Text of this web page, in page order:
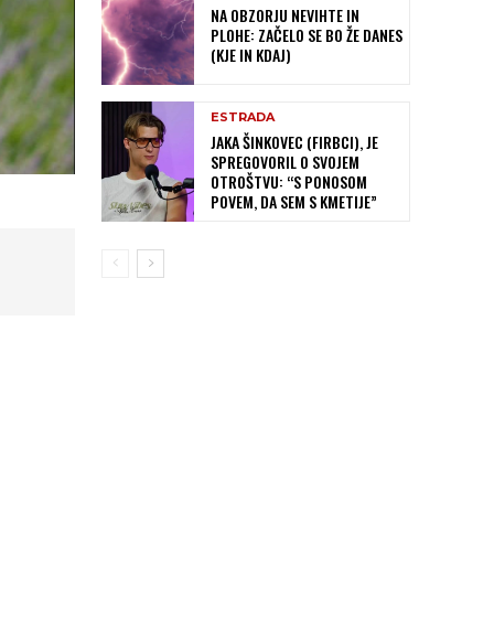
NA OBZORJU NEVIHTE IN
PLOHE: ZAČELO SE BO ŽE DANES
(KJE IN KDAJ)
ESTRADA
JAKA ŠINKOVEC (FIRBCI), JE
SPREGOVORIL O SVOJEM
OTROŠTVU: “S PONOSOM
POVEM, DA SEM S KMETIJE”